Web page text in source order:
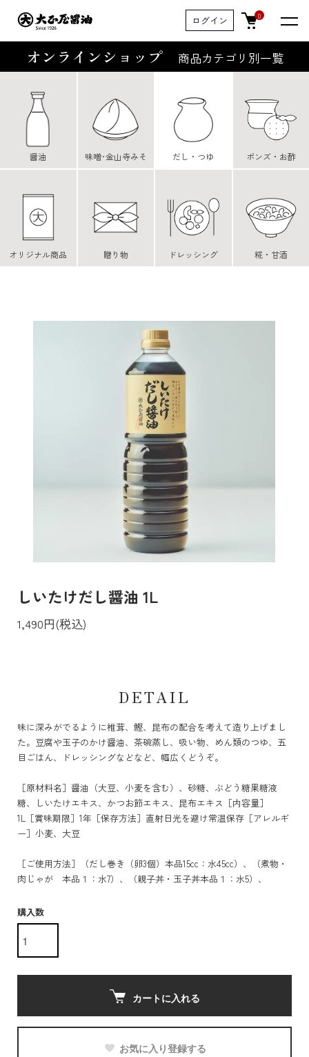
ログイン 0
オンラインショップ 商品カテゴリ別一覧
醤油 味噌･金山寺みそ だし・つゆ ポンズ・お酢
オリジナル商品 贈り物 ドレッシング 糀・甘酒
しいたけだし醤油 1L
1,490円(税込)
DETAIL
味に深みがでるように椎茸、鰹、昆布の配合を考えて造り上げまし
た。豆腐や玉子のかけ醤油、茶碗蒸し、吸い物、めん類のつゆ、五
目ごはん、ドレッシングなどなど、幅広くどうぞ。
［原材料名］醤油（大豆、小麦を含む）、砂糖、ぶどう糖果糖液
糖、しいたけエキス、かつお節エキス、昆布エキス［内容量］
1L［賞味期限］1年［保存方法］直射日光を避け常温保存［アレルギ
ー］小麦、大豆
［ご使用方法］（だし巻き（卵3個）本品15cc：水45cc）、（煮物・
肉じゃが 本品１：水7）、（親子丼・玉子丼本品１：水5）、
購入数
カートに入れる
お気に入り登録する